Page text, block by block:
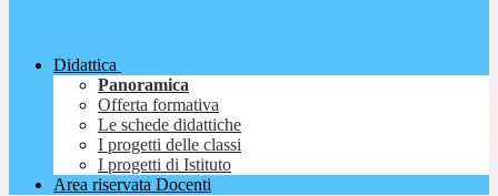
Didattica
Panoramica
Offerta formativa
Le schede didattiche
I progetti delle classi
I progetti di Istituto
Area riservata Docenti